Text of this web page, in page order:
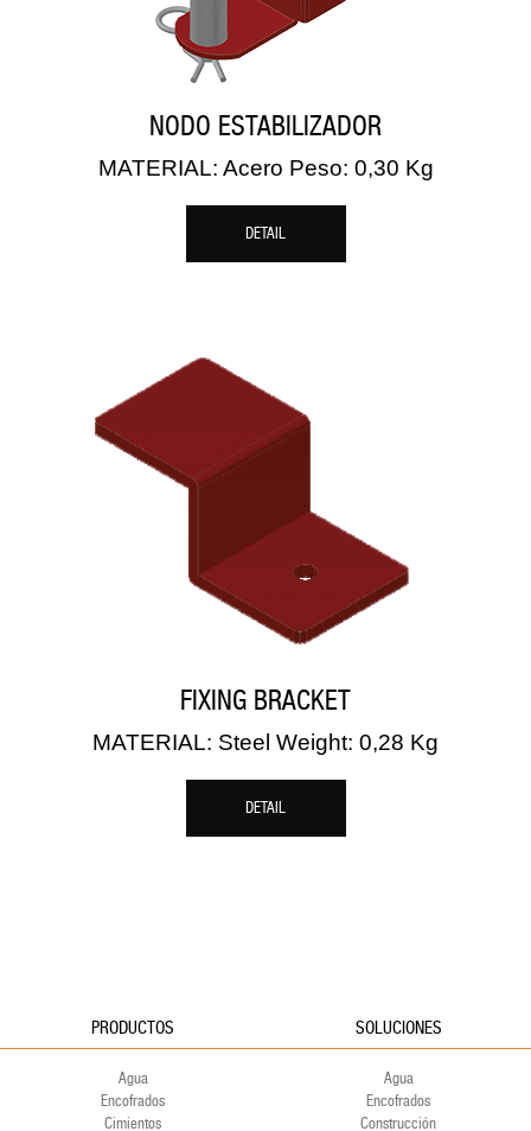
NODO ESTABILIZADOR
MATERIAL: Acero Peso: 0,30 Kg
DETAIL
FIXING BRACKET
MATERIAL: Steel Weight: 0,28 Kg
DETAIL
PRODUCTOS
Agua
Encofrados
Cimientos
SOLUCIONES
Agua
Encofrados
Construcción